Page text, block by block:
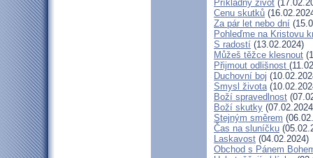
Příkladný život
Cenu skutků
Za pár let nebo dní
Pohleďme na Kristovu
S radostí (13.02.2024)
Můžeš těžce klesnout
Přijmout odlišnost
Duchovní boj
Smysl života
Boží spravedlnost
Boží skutky
Stejným směrem
Čas na sluníčku
Laskavost (04.02.2024)
Obchod s Pánem